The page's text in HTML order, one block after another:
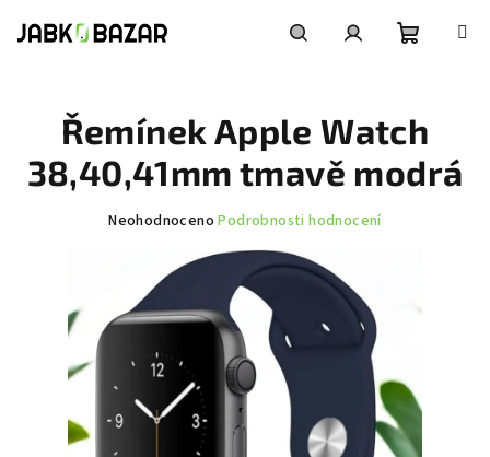
košík
Řemínek Apple Watch
38,40,41mm tmavě modrá
Průměrné
0,0
z
hvězdiček.
Neohodnoceno Podrobnosti hodnocení